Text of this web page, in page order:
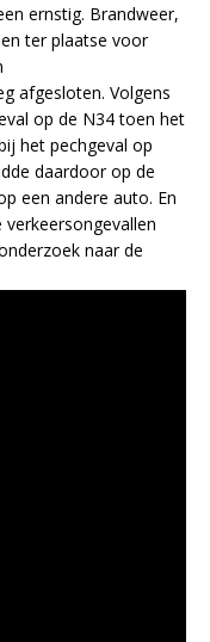
ernstig. Brandweer,
ter plaatse voor
afgesloten. Volgens
op de N34 toen het
het pechgeval op
daardoor op de
een andere auto. En
naar de